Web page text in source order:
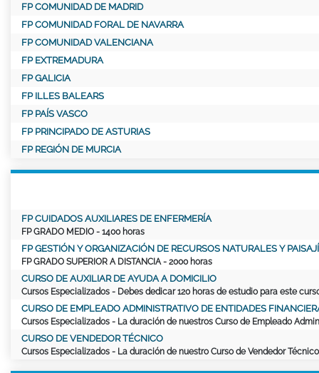
FP COMUNIDAD DE MADRID
FP COMUNIDAD FORAL DE NAVARRA
FP COMUNIDAD VALENCIANA
FP EXTREMADURA
FP GALICIA
FP ILLES BALEARS
FP PAÍS VASCO
FP PRINCIPADO DE ASTURIAS
FP REGIÓN DE MURCIA
FP CUIDADOS AUXILIARES DE ENFERMERÍA
FP GRADO MEDIO - 1400 horas
FP GESTIÓN Y ORGANIZACIÓN DE RECURSOS NATURALES Y
FP GRADO SUPERIOR A DISTANCIA - 2000 horas
CURSO DE AUXILIAR DE AYUDA A DOMICILIO
Cursos Especializados - Debes dedicar120 horas de estudio para este
CURSO DE EMPLEADO ADMINISTRATIVO DE ENTIDADES
Cursos Especializados - La duración de nuestros Curso de Empleado
CURSO DE VENDEDOR TÉCNICO
Cursos Especializados - La duración de nuestro Curso de Vendedor